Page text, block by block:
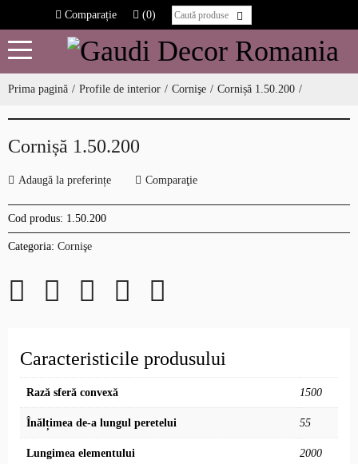
Comparație (0)
Prima pagină Profile de interior Cornişe Cornișă 1.50.200
Cornișă 1.50.200
Adaugă la preferințe Comparaţie
Cod produs: 1.50.200
Categoria: Cornişe
Caracteristicile produsului
Rază sferă convexă 1500
Înălțimea de-a lungul peretelui 55
Lungimea elementului 2000